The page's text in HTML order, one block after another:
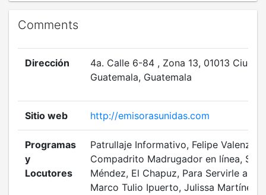
Comments
Dirección
4a. Calle 6-84 , Zona 13, 01013
Guatemala, Guatemala
Sitio web http://emisorasunidas.com
Programas
y
Locutores
Patrullaje Informativo, Felipe
Compadrito Madrugador en línea,
Méndez, El Chapuz, Para Servirle a
Marco Tulio Ipuerto, Julissa Martínez,